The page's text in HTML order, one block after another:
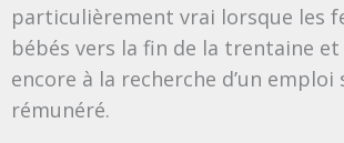
particulièrement vrai lorsque les
bébés vers la fin de la trentaine et
encore à la recherche d’un
rémunéré.